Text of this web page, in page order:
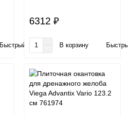
Быстрый заказ
6312 ₽
В корзину